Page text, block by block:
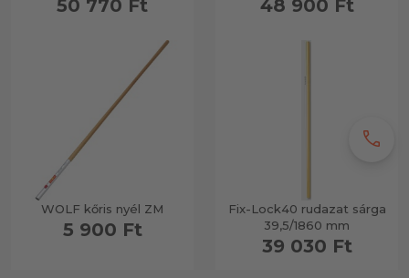
50 770 Ft 48 900 Ft
WOLF kőris nyél ZM
5 900 Ft
Fix-Lock40 rudazat sárga
39,5/1860 mm
39 030 Ft
call